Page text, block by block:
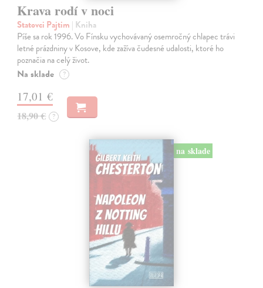
Krava rodí v noci
Statovci Pajtim | Kniha
Píše sa rok 1996. Vo Fínsku vychovávaný osemročný chlapec trávi
letné prázdniny v Kosove, kde zažíva čudesné udalosti, ktoré ho
poznačia na celý život.
Na sklade ?
17,01 €
18,90 € ?
na sklade